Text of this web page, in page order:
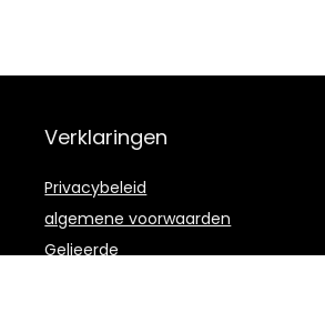
Verklaringen
Privacybeleid
algemene voorwaarden
Gelieerde